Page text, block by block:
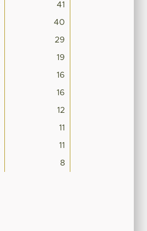
41
40
29
19
16
16
12
11
11
8